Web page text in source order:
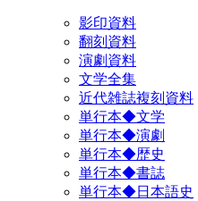
影印資料
翻刻資料
演劇資料
文学全集
近代雑誌複刻資料
単行本◆文学
単行本◆演劇
単行本◆歴史
単行本◆書誌
単行本◆日本語史